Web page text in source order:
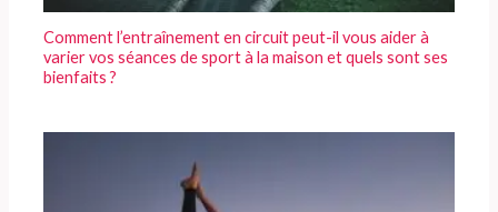
Comment l’entraînement en circuit peut-il vous aider à
varier vos séances de sport à la maison et quels sont ses
bienfaits ?